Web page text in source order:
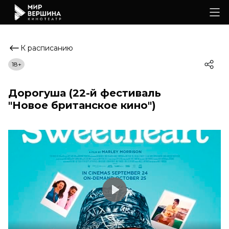
К расписанию
Дорогуша (22-й фестиваль
"Новое британское кино")
18+
Play